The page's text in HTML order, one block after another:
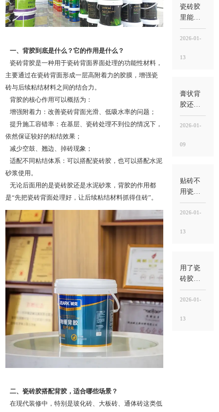
一、背胶到底是什么？它的作用是什么？
瓷砖背胶是一种用于瓷砖背面界面处理的功能性材料，
主要通过在瓷砖背面形成一层高附着力的胶膜，增强瓷
砖与后续粘结材料之间的结合力。
背胶的核心作用可以概括为：
增强附着力：改善瓷砖背面光滑、低吸水率的问题；
提升施工容错率：在基层、瓷砖处理不到位的情况下，
依然保证较好的粘结效果；
减少空鼓、翘边、掉砖现象；
适配不同粘结体系：可以搭配瓷砖胶，也可以搭配水泥
砂浆使用。
无论后面用的是瓷砖胶还是水泥砂浆，背胶的作用都
是“先把瓷砖背面处理好，让后续粘结材料抓得住砖”。
二、瓷砖胶搭配背胶，适合哪些场景？
在现代装修中，特别是玻化砖、大板砖、通体砖这类低
是“刷砖
背”不
是“刷地
面基层”
瓷砖胶
里能掺
水泥
吗？不
意掺，
更容易
空鼓
2026-01-
13
膏状背
胶还需
要瓷砖
胶吗？
背胶
砖胶
管“承托
粘结”
2026-01-
09
贴砖不
用瓷砖
胶可以
吗？能
要看瓷
况，别
把“能
贴”当“能
稳”
2026-01-
13
用了瓷
砖胶还
用水泥
吗？能
别混
2026-01-
13